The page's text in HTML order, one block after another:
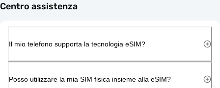
Centro assistenza
Il mio telefono supporta la tecnologia eSIM?
Posso utilizzare la mia SIM fisica insieme alla eSIM?